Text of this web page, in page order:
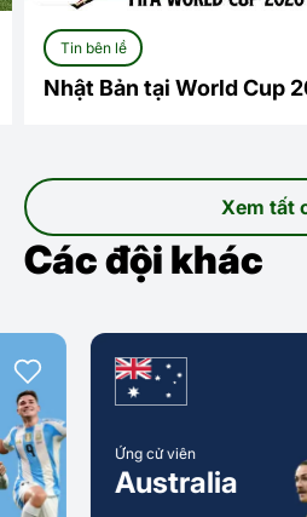
Xem tất
Tin bên lề
Nhật Bản tại World Cup
Các đội khác
Ứng cử viên
Australia